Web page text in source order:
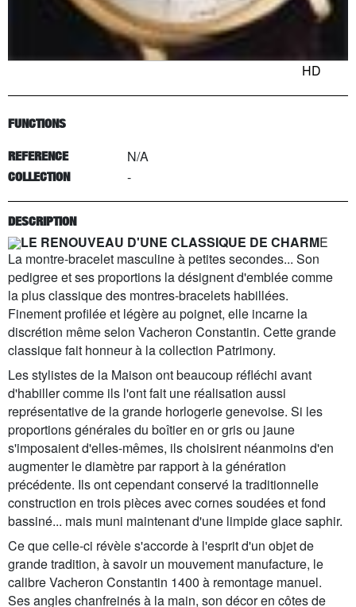
HD
FUNCTIONS
REFERENCE N/A
COLLECTION -
DESCRIPTION
LE RENOUVEAU D'UNE CLASSIQUE DE CHARME
La montre-bracelet masculine à petites secondes... Son
pedigree et ses proportions la désignent d'emblée comme
la plus classique des montres-bracelets habillées.
Finement profilée et légère au poignet, elle incarne la
discrétion même selon Vacheron Constantin. Cette grande
classique fait honneur à la collection Patrimony.
Les stylistes de la Maison ont beaucoup réfléchi avant
d'habiller comme ils l'ont fait une réalisation aussi
représentative de la grande horlogerie genevoise. Si les
proportions générales du boîtier en or gris ou jaune
s'imposaient d'elles-mêmes, ils choisirent néanmoins d'en
augmenter le diamètre par rapport à la génération
précédente. Ils ont cependant conservé la traditionnelle
construction en trois pièces avec cornes soudées et fond
bassiné... mais muni maintenant d'une limpide glace saphir.
Ce que celle-ci révèle s'accorde à l'esprit d'un objet de
grande tradition, à savoir un mouvement manufacture, le
calibre Vacheron Constantin 1400 à remontage manuel.
Ses angles chanfreinés à la main, son décor en côtes de